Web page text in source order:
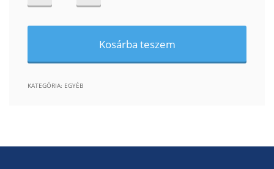
tanfolyam
Kosárba teszem
KATEGÓRIA: EGYÉB